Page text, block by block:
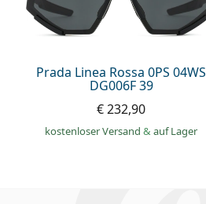
Prada Linea Rossa 0PS 04WS
DG006F 39
€ 232,90
kostenloser Versand& auf Lager